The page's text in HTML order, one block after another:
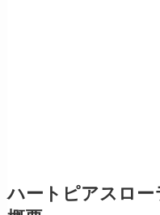
ハートピアスロ